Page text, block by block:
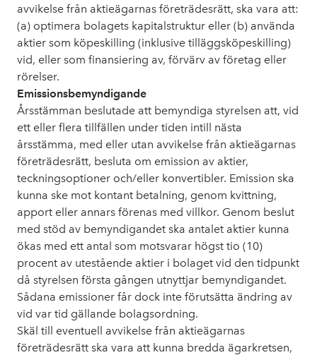
avvikelse från aktieägarnas företrädesrätt, ska vara att:
(a) optimera bolagets kapitalstruktur eller (b) använda
aktier som köpeskilling (inklusive tilläggsköpeskilling)
vid, eller som finansiering av, förvärv av företag eller
rörelser.
Emissionsbemyndigande
Årsstämman beslutade att bemyndiga styrelsen att, vid
ett eller flera tillfällen under tiden intill nästa
årsstämma, med eller utan avvikelse från aktieägarnas
företrädesrätt, besluta om emission av aktier,
teckningsoptioner och/eller konvertibler. Emission ska
kunna ske mot kontant betalning, genom kvittning,
apport eller annars förenas med villkor. Genom beslut
med stöd av bemyndigandet ska antalet aktier kunna
ökas med ett antal som motsvarar högst tio (10)
procent av utestående aktier i bolaget vid den tidpunkt
då styrelsen första gången utnyttjar bemyndigandet.
Sådana emissioner får dock inte förutsätta ändring av
vid var tid gällande bolagsordning.
Skäl till eventuell avvikelse från aktieägarnas
företrädesrätt ska vara att kunna bredda ägarkretsen,